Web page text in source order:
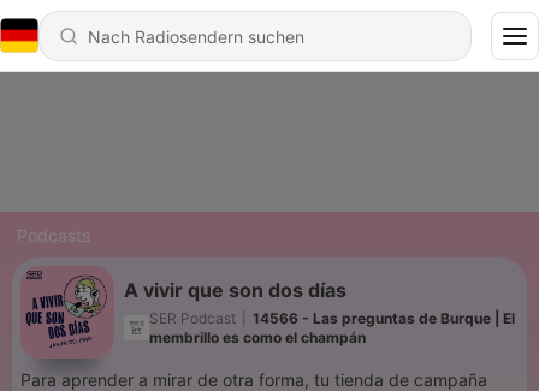
Podcasts
A vivir que son dos días
SER Podcast
14566 - Las preguntas de Burque | El
membrillo es como el champán
Para aprender a mirar de otra forma, tu tienda de campaña